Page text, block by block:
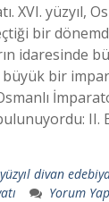
XVI. yüzyıl,
bir
idaresinde
bir
II.
divan
Yorum Yap